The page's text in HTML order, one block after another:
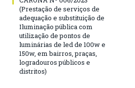
(Prestação de serviços de
adequação e substituição de
Iluminação pública com
utilização de pontos de
luminárias de led de 100w e
150w, em bairros, praças,
logradouros públicos e
distritos)